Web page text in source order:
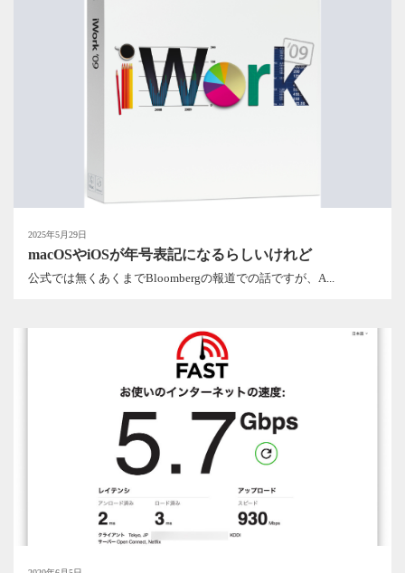
2025年5月29日
macOSやiOSが年号表記になるらしいけれど
公式では無くあくまでBloombergの報道での話ですが、A...